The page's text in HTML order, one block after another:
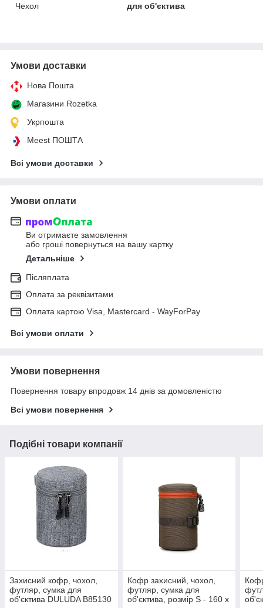
Чехол
для об'єктива
Умови доставки
Нова Пошта
Магазини Rozetka
Укрпошта
Meest ПОШТА
Всі умови доставки
Умови оплати
Ви отримаєте замовлення
або гроші повернуться на вашу картку
Детальніше
Післяплата
Оплата за реквізитами
Оплата картою Visa, Mastercard - WayForPay
Всі умови оплати
Умови повернення
Повернення товару впродовж 14 днів за домовленістю
Всі умови повернення
Подібні товари компанії
Захисний кофр, чохол,
футляр, сумка для
об'єктива DULUDA B85130
Кофр захисний, чохол,
футляр, сумка для
об'єктива, розмір S - 160 х